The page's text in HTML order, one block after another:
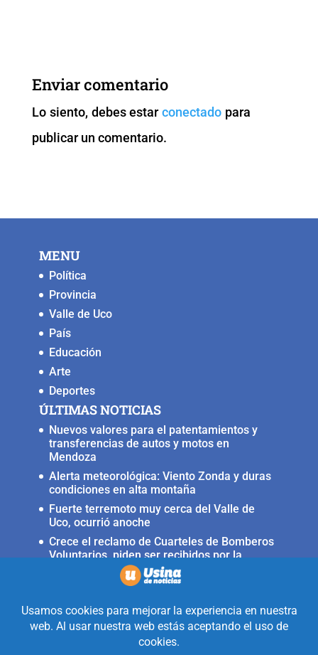
b
o
o
k
A
p
p k
er
Enviar comentario
Lo siento, debes estarconectado para
publicar un comentario.
MENU
Política
Provincia
Valle de Uco
País
Educación
Arte
Deportes
ÚLTIMAS NOTICIAS
Nuevos valores para el patentamientos y
transferencias de autos y motos en
Mendoza
Alerta meteorológica: Viento Zonda y duras
condiciones en alta montaña
Fuerte terremoto muy cerca del Valle de
Uco, ocurrió anoche
Crece el reclamo de Cuarteles de Bomberos
Voluntarios, piden ser recibidos por la
Llega a San Carlos la Copa Internacional
Realizado con la mirada equidistante de
alguien a quién solo le interesa
informar que ocurre en Valle de Uco.